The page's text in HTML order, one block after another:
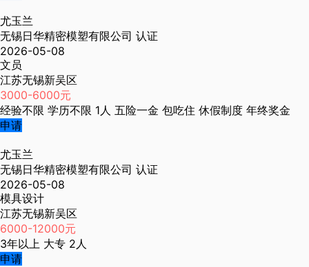
尤玉兰
无锡日华精密模塑有限公司 认证
2026-05-08
文员
江苏无锡新吴区
3000-6000元
经验不限 学历不限 1人 五险一金 包吃住 休假制度 年终奖金
申请
尤玉兰
无锡日华精密模塑有限公司 认证
2026-05-08
模具设计
江苏无锡新吴区
6000-12000元
3年以上 大专 2人
申请